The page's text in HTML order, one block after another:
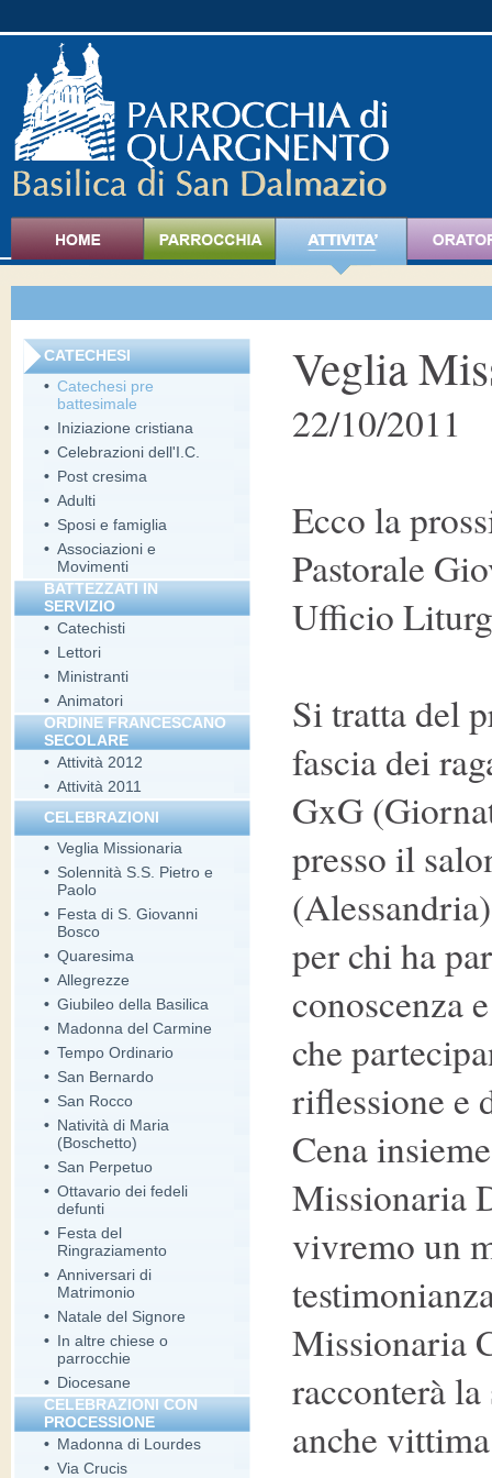
CATECHESI
• Catechesi pre
battesimale
• Iniziazione cristiana
• Celebrazioni dell'I.C.
• Post cresima
• Adulti
• Sposi e famiglia
• Associazioni e
Movimenti
BATTEZZATI IN
SERVIZIO
• Catechisti
• Lettori
• Ministranti
• Animatori
ORDINE FRANCESCANO
SECOLARE
• Attività 2012
• Attività 2011
CELEBRAZIONI
• Veglia Missionaria
• Solennità S.S. Pietro e
Paolo
• Festa di S. Giovanni
Bosco
• Quaresima
• Allegrezze
• Giubileo della Basilica
• Madonna del Carmine
• Tempo Ordinario
• San Bernardo
• San Rocco
• Natività di Maria
(Boschetto)
• San Perpetuo
• Ottavario dei fedeli
defunti
• Festa del
Ringraziamento
• Anniversari di
Matrimonio
• Natale del Signore
• In altre chiese o
parrocchie
• Diocesane
CELEBRAZIONI CON
PROCESSIONE
• Madonna di Lourdes
• Via Crucis
Veglia
22/10/2011
Ecco la
Pastorale
Ufficio
Si tratta del
fascia dei
GxG
presso il
per chi ha
conoscenza
che
riflessione e
Cena
Missionaria
vivremo un
Missionaria
racconterà
anche